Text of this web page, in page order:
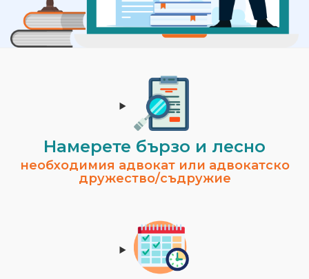
Намерете бързо и лесно
необходимия адвокат или адвокатско
дружество/съдружие